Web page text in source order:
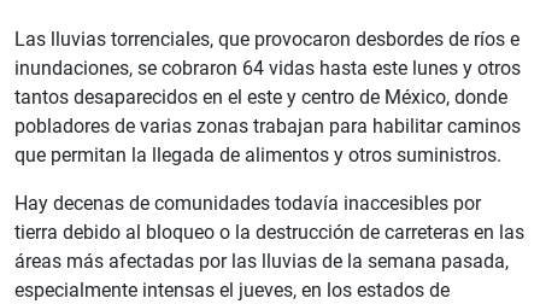
Las lluvias torrenciales, que provocaron desbordes de ríos e
inundaciones, se cobraron 64 vidas hasta este lunes y otros
tantos desaparecidos en el este y centro de México, donde
pobladores de varias zonas trabajan para habilitar caminos
que permitan la llegada de alimentos y otros suministros.
Hay decenas de comunidades todavía inaccesibles por
tierra debido al bloqueo o la destrucción de carreteras en las
áreas más afectadas por las lluvias de la semana pasada,
especialmente intensas el jueves, en los estados de